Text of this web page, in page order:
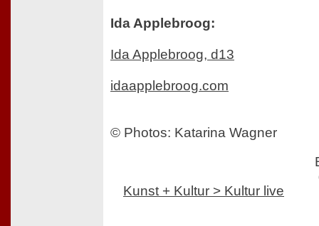
Ida Applebroog:
Ida Applebroog, d13
idaapplebroog.com
© Photos: Katarina Wagner
Kunst + Kultur > Kultur live